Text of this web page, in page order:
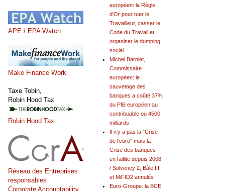
européen: la Règle
d'Or pour tuer le
Travailleur, casser le
Code du Travail et
organiser le dumping
social
Michel Barnier,
Commissaire
européen: le
sauvetage des
banques a coûté 37%
du PIB européen au
contribuable ou 4500
milliards
Il n’y a pas la "Crise
de l’euro" mais la
Crise des banques
en faillite depuis 2008
/ Solvency 2, Bâle III
et MiFID2 annulés
Euro-Groupe: la BCE
APE / EPA Watch
Make Finance Work
Taxe Tobin,
Robin Hood Tax
Robin Hood Tax
Réseau des Entreprises
responsables
Corporate Accountability